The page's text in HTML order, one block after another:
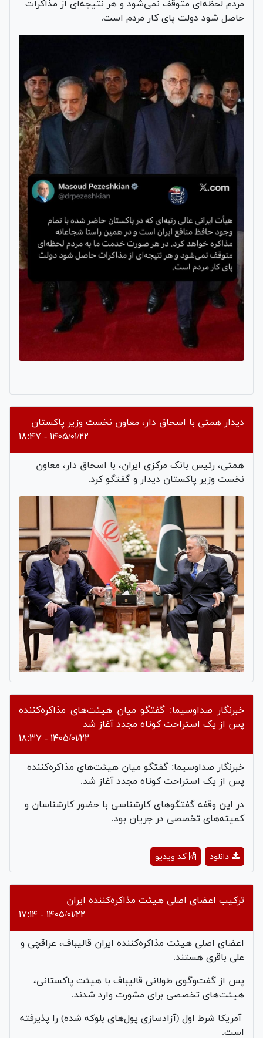
مردم لحظه‌ای متوقف نمی‌شود و هر نتیجه‌ای از مذاکرات
حاصل شود دولت پای کار مردم است.
دیدار همتی با اسحاق دار، معاون نخست وزیر پاکستان
۱۴۰۵/۰۱/۲۲ - ۱۸:۴۷
همتی، رئیس بانک مرکزی ایران، با اسحاق دار، معاون
نخست وزیر پاکستان دیدار و گفتگو کرد.
خبرنگار صداوسیما: گفتگو میان هیئت‌های مذاکره‌کننده
پس از یک استراحت کوتاه مجدد آغاز شد
۱۴۰۵/۰۱/۲۲ - ۱۸:۳۷
خبرنگار صداوسیما: گفتگو میان هیئت‌های مذاکره‌کننده
پس از یک استراحت کوتاه مجدد آغاز شد.
در این وقفه گفتگوهای کارشناسی با حضور کارشناسان و
کمیته‌های تخصصی در جریان بود.
Play
Video
کد ویدیو دانلود
ترکیب اعضای اصلی هیئت مذاکره‌کننده ایران
۱۴۰۵/۰۱/۲۲ - ۱۷:۱۴
اعضای اصلی هیئت مذاکره‌کننده ایران قالیباف، عراقچی و
علی باقری هستند.
پس از گفت‌وگوی طولانی قالیباف با هیئت پاکستانی،
هیئت‌های تخصصی برای مشورت وارد شدند.
آمریکا شرط اول (آزادسازی پول‌های بلوکه شده) را پذیرفته
است.